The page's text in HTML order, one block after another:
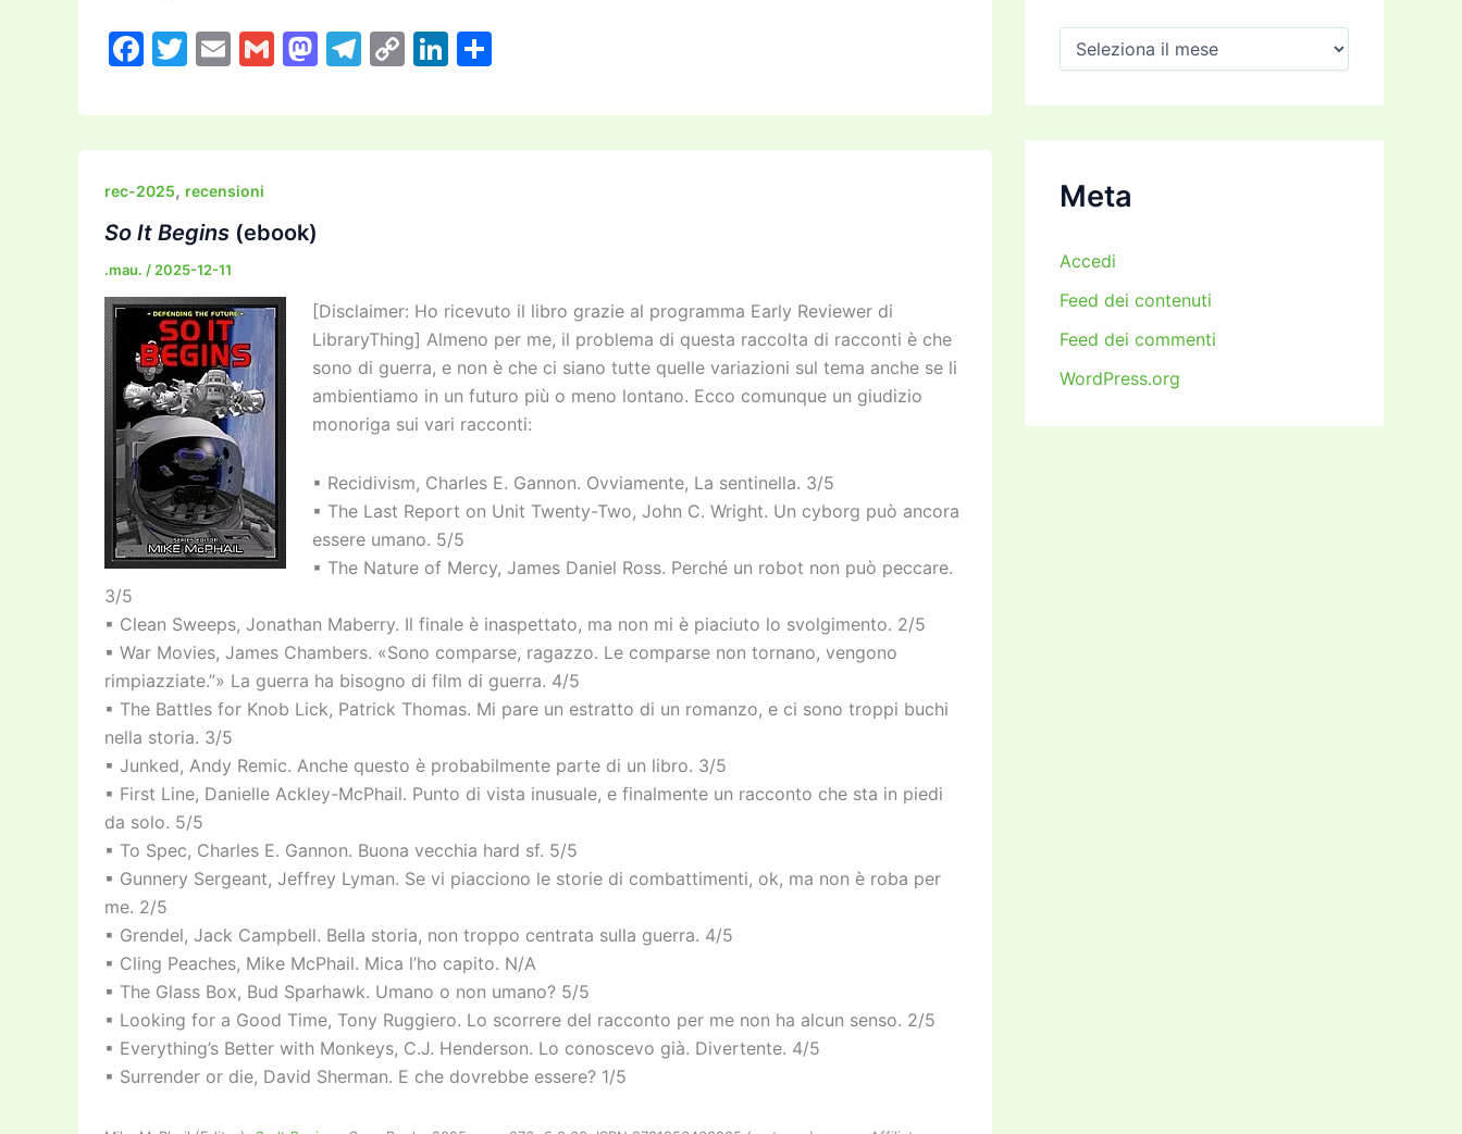
F
c
e
b
o
o
k
T
itt
er
E
ai
l
G
ai
l
M
st
o
T
e
gr
C
p
y
Li
k
e
n
di
rec-2025, recensioni
So It Begins (ebook)
.mau. / 2025-12-11
[Disclaimer: Ho ricevuto il libro grazie al programma Early Reviewer di
LibraryThing] Almeno per me, il problema di questa raccolta di racconti è che
sono di guerra, e non è che ci siano tutte quelle variazioni sul tema anche se li
ambientiamo in un futuro più o meno lontano. Ecco comunque un giudizio
monoriga sui vari racconti:
▪ Recidivism, Charles E. Gannon. Ovviamente, La sentinella. 3/5
▪ The Last Report on Unit Twenty-Two, John C. Wright. Un cyborg può ancora
essere umano. 5/5
▪ The Nature of Mercy, James Daniel Ross. Perché un robot non può peccare.
3/5
▪ Clean Sweeps, Jonathan Maberry. Il finale è inaspettato, ma non mi è piaciuto lo svolgimento. 2/5
▪ War Movies, James Chambers. «Sono comparse, ragazzo. Le comparse non tornano, vengono
rimpiazziate.”» La guerra ha bisogno di film di guerra. 4/5
▪ The Battles for Knob Lick, Patrick Thomas. Mi pare un estratto di un romanzo, e ci sono troppi buchi
nella storia. 3/5
▪ Junked, Andy Remic. Anche questo è probabilmente parte di un libro. 3/5
▪ First Line, Danielle Ackley-McPhail. Punto di vista inusuale, e finalmente un racconto che sta in piedi
da solo. 5/5
▪ To Spec, Charles E. Gannon. Buona vecchia hard sf. 5/5
▪ Gunnery Sergeant, Jeffrey Lyman. Se vi piacciono le storie di combattimenti, ok, ma non è roba per
me. 2/5
▪ Grendel, Jack Campbell. Bella storia, non troppo centrata sulla guerra. 4/5
▪ Cling Peaches, Mike McPhail. Mica l’ho capito. N/A
▪ The Glass Box, Bud Sparhawk. Umano o non umano? 5/5
▪ Looking for a Good Time, Tony Ruggiero. Lo scorrere del racconto per me non ha alcun senso. 2/5
▪ Everything’s Better with Monkeys, C.J. Henderson. Lo conoscevo già. Divertente. 4/5
▪ Surrender or die, David Sherman. E che dovrebbe essere? 1/5
h
v
Meta
Accedi
Feed dei contenuti
Feed dei commenti
WordPress.org